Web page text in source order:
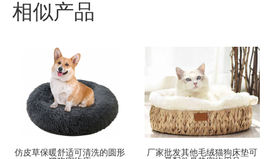
相似产品
仿皮草保暖舒适可清洗的圆形
厂家批发其他毛绒猫狗床垫可